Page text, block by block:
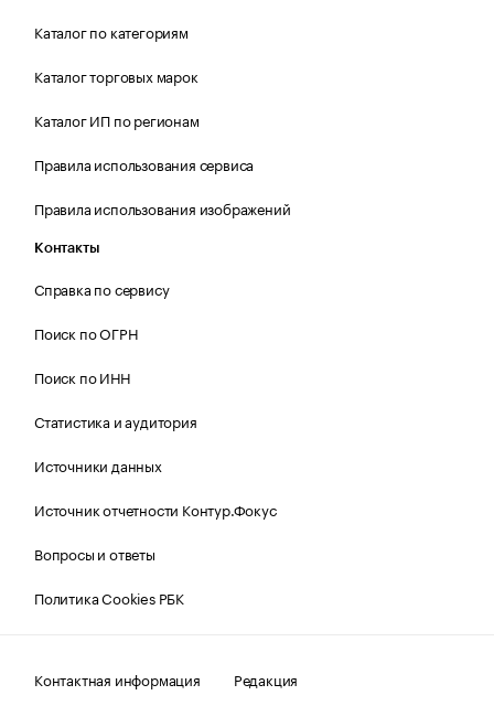
Каталог по категориям
Каталог торговых марок
Каталог ИП по регионам
Правила использования сервиса
Правила использования изображений
Контакты
Справка по сервису
Поиск по ОГРН
Поиск по ИНН
Статистика и аудитория
Источники данных
Источник отчетности Контур.Фокус
Вопросы и ответы
Политика Cookies РБК
Контактная информация Редакция